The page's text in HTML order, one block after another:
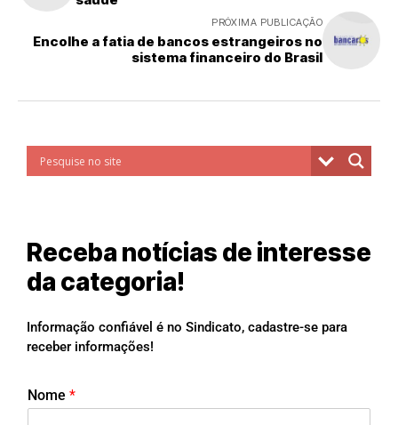
PRÓXIMA PUBLICAÇÃO
Encolhe a fatia de bancos estrangeiros no
sistema financeiro do Brasil
Receba notícias de interesse
da categoria!
Informação confiável é no Sindicato, cadastre-se para
receber informações!
Nome *